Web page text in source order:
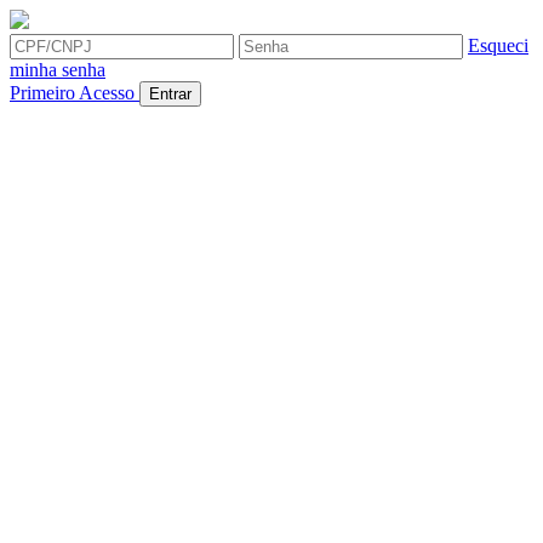
Esqueci
minha senha
Primeiro Acesso
Entrar